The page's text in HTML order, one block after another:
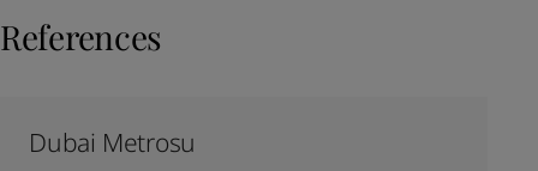
References
Dubai Metrosu